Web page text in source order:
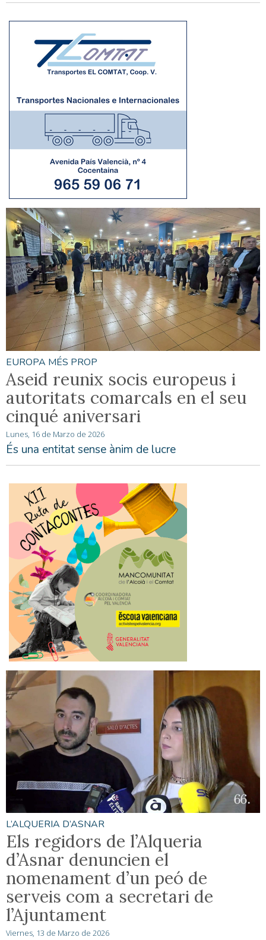
EUROPA MÉS PROP
Aseid reunix socis europeus i
autoritats comarcals en el seu
cinqué aniversari
Lunes, 16 de Marzo de 2026
És una entitat sense ànim de lucre
L’ALQUERIA D’ASNAR
Els regidors de l’Alqueria
d’Asnar denuncien el
nomenament d’un peó de
serveis com a secretari de
l’Ajuntament
Viernes, 13 de Marzo de 2026